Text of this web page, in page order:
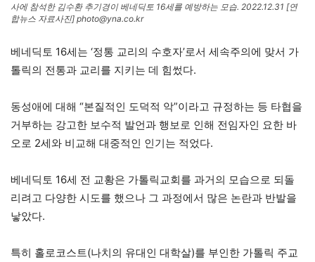
사에 참석한 김수환 추기경이 베네딕토 16세를 예방하는 모습. 2022.12.31 [연
합뉴스 자료사진] photo@yna.co.kr
베네딕토 16세는 ‘정통 교리의 수호자’로서 세속주의에 맞서 가
톨릭의 전통과 교리를 지키는 데 힘썼다.
동성애에 대해 “본질적인 도덕적 악”이라고 규정하는 등 타협을
거부하는 강고한 보수적 발언과 행보로 인해 전임자인 요한 바
오로 2세와 비교해 대중적인 인기는 적었다.
베네딕토 16세 전 교황은 가톨릭교회를 과거의 모습으로 되돌
리려고 다양한 시도를 했으나 그 과정에서 많은 논란과 반발을
낳았다.
특히 홀로코스트(나치의 유대인 대학살)를 부인한 가톨릭 주교